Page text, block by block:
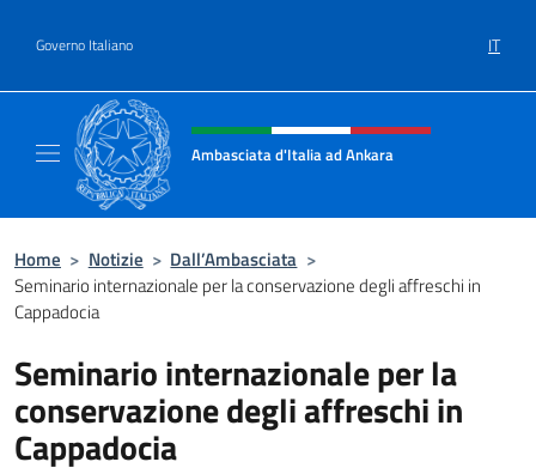
Governo Italiano IT
Intestazione sito, social e menù
Ambasciata d'Italia ad Ankara
Home > Notizie > Dall’Ambasciata >
Seminario internazionale per la conservazione degli affreschi in
Cappadocia
Seminario internazionale per la
conservazione degli affreschi in
Cappadocia